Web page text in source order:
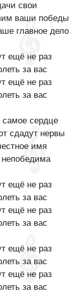
свои
ваши победы
главное дело
ещё не раз
за вас
ещё не раз
за вас
сердце
сдадут нервы
имя
ещё не раз
за вас
ещё не раз
за вас
ещё не раз
за вас
ещё не раз
за вас